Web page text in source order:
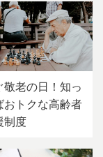
敬老の日！知っ
おトクな高齢者
制度